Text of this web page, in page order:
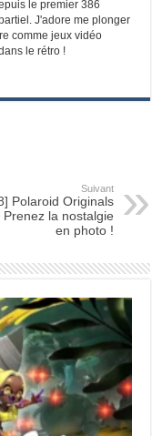
le premier 386
J'adore me plonger
comme jeux vidéo
le rétro !
Suivant
Polaroid Originals
la nostalgie
en photo !